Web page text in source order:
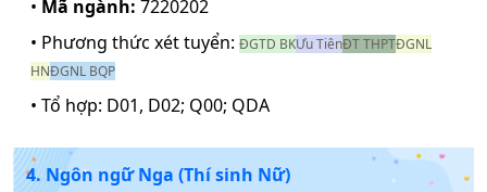
• Mã ngành: 7220202
• Phương thức xét tuyển: ĐGTD BKƯu TiênĐT THPTĐGNL
HNĐGNL BQP
• Tổ hợp: D01, D02; Q00; QDA
4. Ngôn ngữ Nga (Thí sinh Nữ)